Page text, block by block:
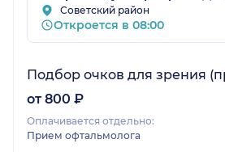
Советский район
Откроется в 08:00
Подбор очков для зрения
от 800 ₽
Оплачивается отдельно:
Прием офтальмолога